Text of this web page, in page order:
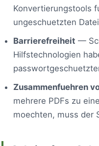
Konvertierungstools
ungeschuetzten
Barrierefreiheit —
Hilfstechnologien
Zusammenfuehren
mehrere PDFs zu
moechten, muss der